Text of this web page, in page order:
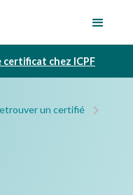
chez ICPF
un certifié